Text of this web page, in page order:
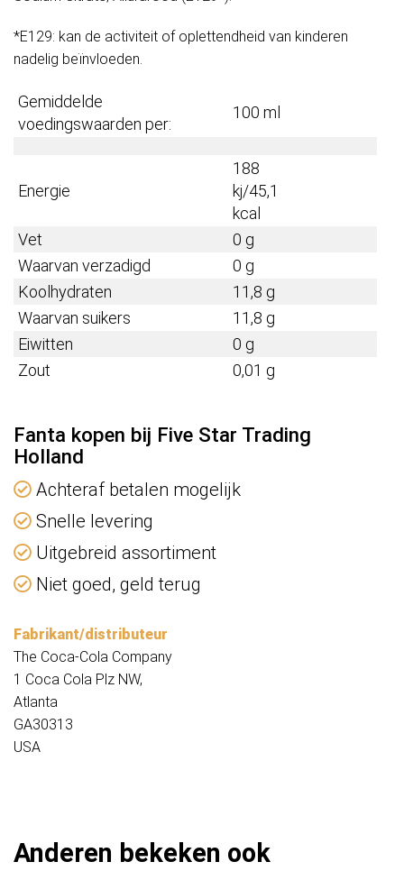
*E129: kan de activiteit of oplettendheid van kinderen
nadelig beïnvloeden.
Gemiddelde
voedingswaarden per:
100 ml
Energie
188
kj/45,1
kcal
Vet
0 g
Waarvan verzadigd
0 g
Koolhydraten
11,8 g
Waarvan suikers
11,8 g
Eiwitten
0 g
Zout
0,01 g
Fanta kopen bij Five Star Trading
Holland
Achteraf betalen mogelijk
Snelle levering
Uitgebreid assortiment
Niet goed, geld terug
Fabrikant/distributeur
The Coca-Cola Company
1 Coca Cola Plz NW,
Atlanta
GA30313
USA
Anderen bekeken ook